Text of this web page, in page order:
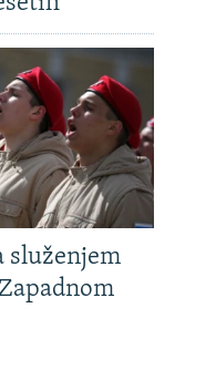
služenjem